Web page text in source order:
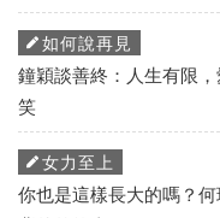
如何說再見
鐘穎談善終：人生有限
笑
女力至上
你也是這樣長大的嗎？